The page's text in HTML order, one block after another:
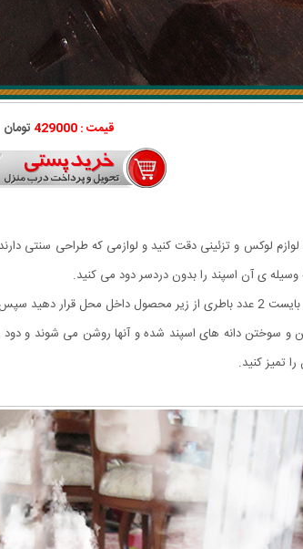
قیمت : 429000 تومان
لوکس و تزئینی دقت کنید و لوازمی که طراحی سنتی
وسیله ی آن اسپند را بدون دردسر دود می کنید.
این اسپند دود کن طرز استفاده ساده ای دارد. ابتدا می بایست 2 عدد
و سوختن دانه های اسپند شده و آنها روشن می شوند و
تمیز کنید.